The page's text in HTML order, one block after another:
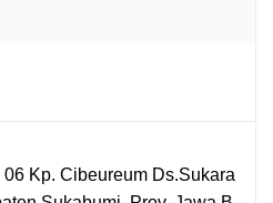
Kp. Cibeureum Ds.Sukara